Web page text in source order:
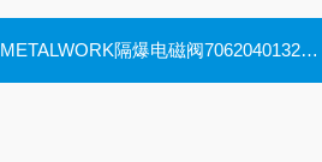
METALWORK隔爆电磁阀7062040132保证原装